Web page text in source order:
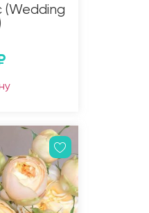
(Wedding